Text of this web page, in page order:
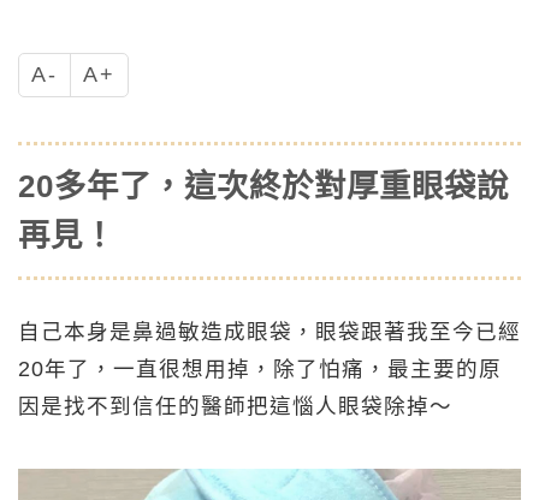
A- A+
20多年了，這次終於對厚重眼袋說
再見！
自己本身是鼻過敏造成眼袋，眼袋跟著我至今已經
20年了，一直很想用掉，除了怕痛，最主要的原
因是找不到信任的醫師把這惱人眼袋除掉～